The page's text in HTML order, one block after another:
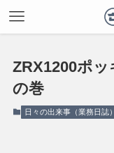
ZRX1200ポ
の巻
日々の出来事（業務日誌）